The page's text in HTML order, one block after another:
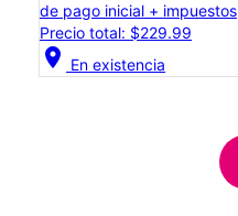
de pago inicial + impuestos
Precio total: $229.99
location_on En existencia